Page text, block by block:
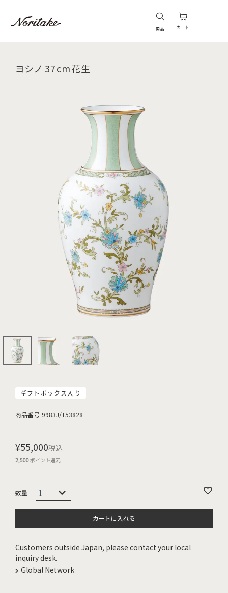
商品 カート
ヨシノ 37cm花生
ギフトボックス入り
商品番号 9983J/T53828
¥55,000税込
2,500ポイント還元
カートに入れる
Customers outside Japan, please contact your local
inquiry desk.
Global Network